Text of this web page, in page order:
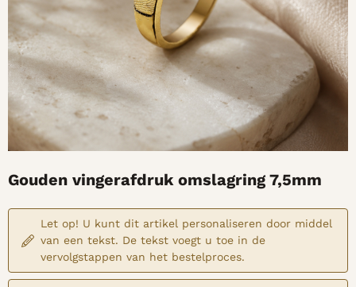
Gouden vingerafdruk omslagring 7,5mm
Let op! U kunt dit artikel personaliseren door middel
van een tekst. De tekst voegt u toe in de
vervolgstappen van het bestelproces.